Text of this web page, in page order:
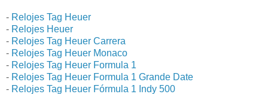
- Relojes Tag Heuer
- Relojes Heuer
- Relojes Tag Heuer Carrera
- Relojes Tag Heuer Monaco
- Relojes Tag Heuer Formula 1
- Relojes Tag Heuer Formula 1 Grande Date
- Relojes Tag Heuer Fórmula 1 Indy 500